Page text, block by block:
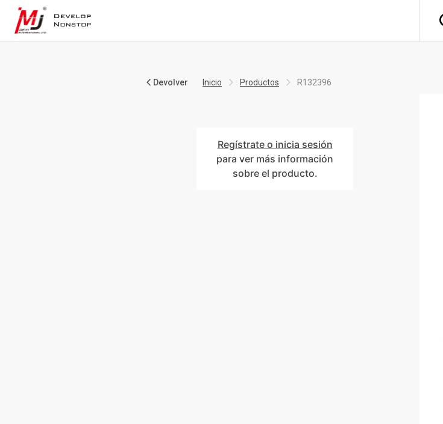
Devolver Inicio Productos R132396
Regístrate o inicia sesión
para ver más información
sobre el producto.